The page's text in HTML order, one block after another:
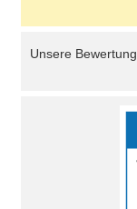
Unsere Bewertung